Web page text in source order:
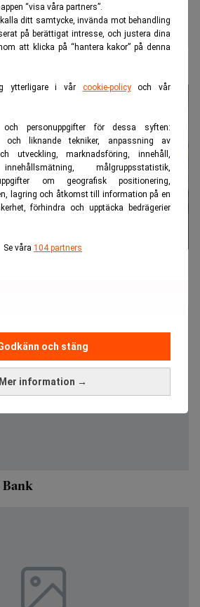
“visa våra partners”.
ditt samtycke, invända mot behandling
på berättigat intresse, och justera dina
att klicka på “hantera kakor” på denna
ytterligare i vår cookie-policyoch vår
personuppgifter för dessa syften:
och liknande tekniker, anpassning av
utveckling, marknadsföring, innehåll,
målgruppsstatistik,
om geografisk positionering,
lagring och åtkomst till information på en
förhindra och upptäcka bedrägerier
Se våra 104 partners
Mer information →
och stäng
med privatlån
Bank